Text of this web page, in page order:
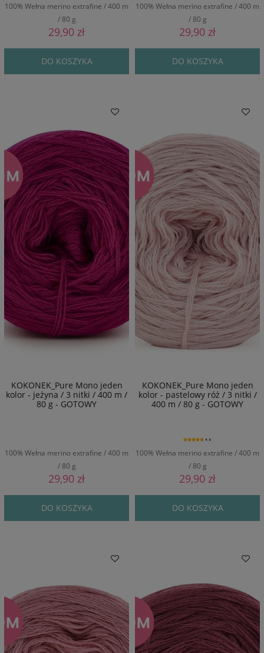
100% Wełna merino extrafine / 400 m
/ 80 g
29,90 zł
DO KOSZYKA
100% Wełna merino extrafine / 400 m
/ 80 g
29,90 zł
DO KOSZYKA
KOKONEK_Pure Mono jeden
kolor - jeżyna / 3 nitki / 400 m /
80 g - GOTOWY
100% Wełna merino extrafine / 400 m
/ 80 g
29,90 zł
DO KOSZYKA
KOKONEK_Pure Mono jeden
kolor - pastelowy róż / 3 nitki /
400 m / 80 g - GOTOWY
100% Wełna merino extrafine / 400 m
/ 80 g
4.9
29,90 zł
DO KOSZYKA